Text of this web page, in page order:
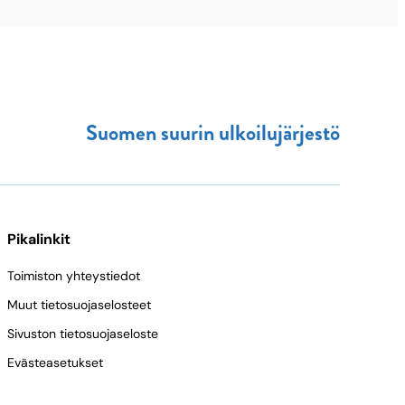
Suomen suurin ulkoilujärjestö
Pikalinkit
Toimiston yhteystiedot
Muut tietosuojaselosteet
Sivuston tietosuojaseloste
Evästeasetukset